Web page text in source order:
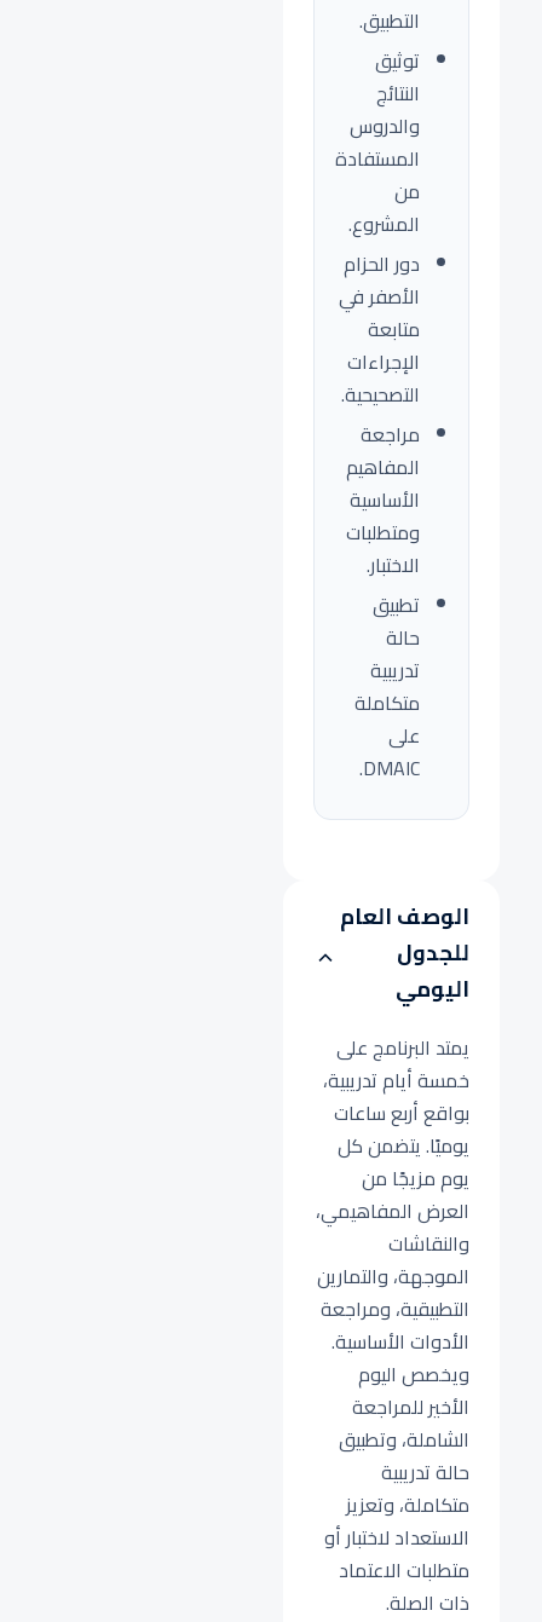
التطبيق.
توثيق
النتائج
والدروس
المستفادة
من
المشروع.
دور الحزام
الأصفر في
متابعة
الإجراءات
التصحيحية.
مراجعة
المفاهيم
الأساسية
ومتطلبات
الاختبار.
تطبيق
حالة
تدريبية
متكاملة
على
DMAIC.
الوصف العام
للجدول
اليومي
يمتد البرنامج على
خمسة أيام تدريبية،
بواقع أربع ساعات
يوميًا. يتضمن كل
يوم مزيجًا من
العرض المفاهيمي،
والنقاشات
الموجهة، والتمارين
التطبيقية، ومراجعة
الأدوات الأساسية.
ويخصص اليوم
الأخير للمراجعة
الشاملة، وتطبيق
حالة تدريبية
متكاملة، وتعزيز
الاستعداد لاختبار أو
متطلبات الاعتماد
ذات الصلة.